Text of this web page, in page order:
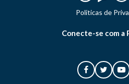
Politicas de
Conecte-se com a